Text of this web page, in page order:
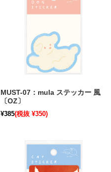
MUST-07：mula ステッカー 風
〔OZ〕
¥385(税抜 ¥350)